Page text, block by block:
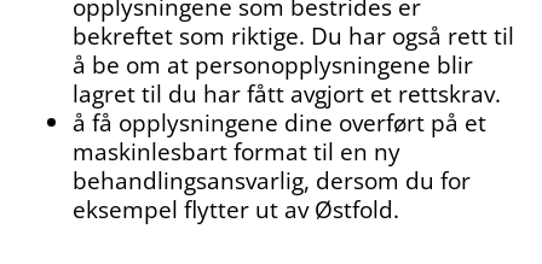
opplysningene som bestrides er
bekreftet som riktige. Du har også rett til
å be om at personopplysningene blir
lagret til du har fått avgjort et rettskrav.
å få opplysningene dine overført på et
maskinlesbart format til en ny
behandlingsansvarlig, dersom du for
eksempel flytter ut av Østfold.